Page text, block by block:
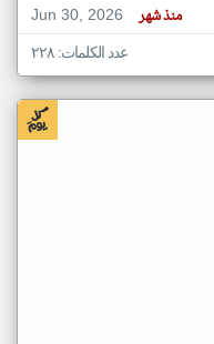
Jun 30, 2026
منذ شهر
عدد الكلمات: ٢٢٨